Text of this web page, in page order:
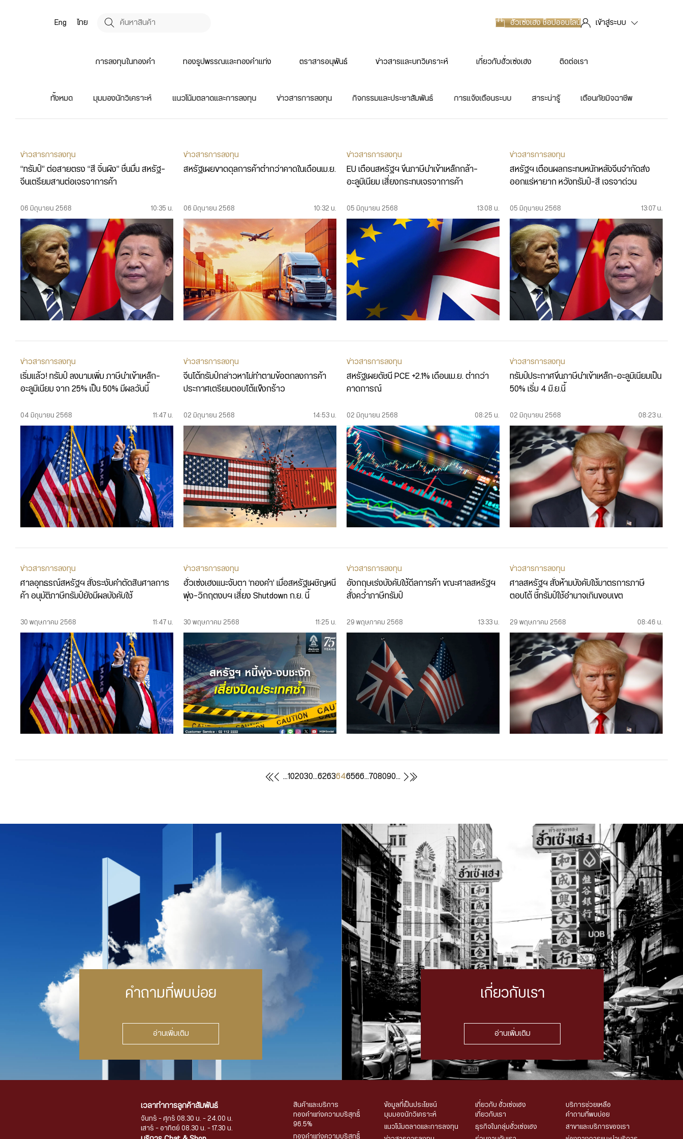
Eng ไทย ฮั่วเซ่งเฮงช็อปออนไลน์ เข้าสู่ระบบ
การลงทุนในทองคำ ทองรูปพรรณและทองคำแท่ง ตราสารอนุพันธ์ ข่าวสารและบทวิเคราะห์ เกี่ยวกับฮั่วเซ่งเฮง ติดต่อเรา
ทั้งหมด มุมมองนักวิเคราะห์ แนวโน้มตลาดและการลงทุน ข่าวสารการลงทุน กิจกรรมและประชาสัมพันธ์ การแจ้งเตือนระบบ สาระน่ารู้ เตือนภัยมิจฉาชีพ
ข่าวสารการลงทุน
“ทรัมป์” ต่อสายตรง “สี จิ้นผิง” ชื่นมื่น สหรัฐ-
จีนเตรียมสานต่อเจรจาการค้า
06 มิถุนายน 2568 10:35 น.
ข่าวสารการลงทุน
สหรัฐเผยขาดดุลการค้าต่ำกว่าคาดในเดือนเม.ย.
06 มิถุนายน 2568 10:32 น.
ข่าวสารการลงทุน
EU เตือนสหรัฐฯ ขึ้นภาษีนำเข้าเหล็กกล้า-
อะลูมิเนียม เสี่ยงกระทบเจรจาการค้า
05 มิถุนายน 2568 13:08 น.
ข่าวสารการลงทุน
สหรัฐฯ เตือนผลกระทบหนักหลังจีนจำกัดส่ง
ออกแร่หายาก หวังทรัมป์-สี เจรจาด่วน
05 มิถุนายน 2568 13:07 น.
ข่าวสารการลงทุน
เริ่มแล้ว! ทรัมป์ ลงนามเพิ่ม ภาษีนำเข้าเหล็ก-
อะลูมิเนียม จาก 25% เป็น 50% มีผลวันนี้
04 มิถุนายน 2568 11:47 น.
ข่าวสารการลงทุน
จีนโต้ทรัมป์กล่าวหาไม่ทำตามข้อตกลงการค้า
ประกาศเตรียมตอบโต้แข็งกร้าว
02 มิถุนายน 2568 14:53 น.
ข่าวสารการลงทุน
สหรัฐเผยดัชนี PCE +2.1% เดือนเม.ย. ต่ำกว่า
คาดการณ์
02 มิถุนายน 2568 08:25 น.
ข่าวสารการลงทุน
ทรัมป์ประกาศขึ้นภาษีนำเข้าเหล็ก-อะลูมิเนียมเป็น
50% เริ่ม 4 มิ.ย.นี้
02 มิถุนายน 2568 08:23 น.
ข่าวสารการลงทุน
ศาลอุทธรณ์สหรัฐฯ สั่งระงับคำตัดสินศาลการ
ค้า อนุมัติภาษีทรัมป์ยังมีผลบังคับใช้
30 พฤษภาคม 2568 11:47 น.
ข่าวสารการลงทุน
ฮั่วเซ่งเฮงแนะจับตา ‘ทองคำ’ เมื่อสหรัฐเผชิญหนี้
พุ่ง-วิกฤตงบฯ เสี่ยง Shutdown ก.ย. นี้
30 พฤษภาคม 2568 11:25 น.
ข่าวสารการลงทุน
อังกฤษเร่งบังคับใช้ดีลการค้า ขณะศาลสหรัฐฯ
สั่งคว่ำภาษีทรัมป์
29 พฤษภาคม 2568 13:33 น.
ข่าวสารการลงทุน
ศาลสหรัฐฯ สั่งห้ามบังคับใช้มาตรการภาษี
ตอบโต้ ชี้ทรัมป์ใช้อำนาจเกินขอบเขต
29 พฤษภาคม 2568 08:46 น.
...102030...6263646566...708090...
คำถามที่พบบ่อย
อ่านเพิ่มเติม
เกี่ยวกับเรา
อ่านเพิ่มเติม
เวลาทำการลูกค้าสัมพันธ์
จันทร์ - ศุกร์ 08.30 น. - 24.00 น.
เสาร์ - อาทิตย์ 08.30 น. - 17.30 น.
สินค้าและบริการ
ทองคำแท่งความบริสุทธิ์
96.5%
ทองคำแท่งความบริสุทธิ์
ข้อมูลที่เป็นประโยชน์
มุมมองนักวิเคราะห์
แนวโน้มตลาดและการลงทุน
เกี่ยวกับ ฮั่วเซ่งเฮง
เกี่ยวกับเรา
ธุรกิจในกลุ่มฮั่วเซ่งเฮง
บริการช่วยเหลือ
คำถามที่พบบ่อย
สาขาและบริการของเรา